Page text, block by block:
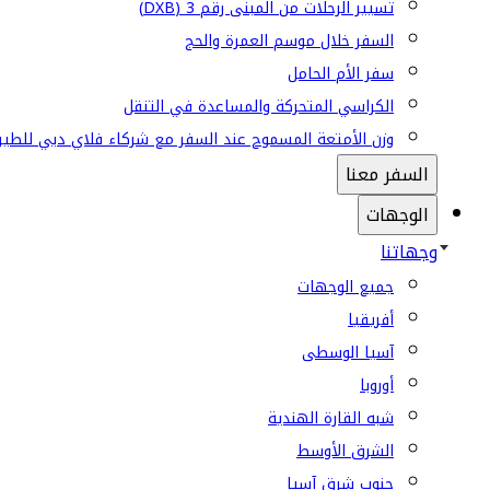
تسيير الرحلات من المبنى رقم 3 (DXB)
السفر خلال موسم العمرة والحج
سفر الأم الحامل
الكراسي المتحركة والمساعدة في التنقل
وزن الأمتعة المسموح عند السفر مع شركاء فلاي دبي
السفر معنا
الوجهات
وجهاتنا
جميع الوجهات
أفريقيا
آسيا الوسطى
أوروبا
شبه القارة الهندية
الشرق الأوسط
جنوب شرق آسيا